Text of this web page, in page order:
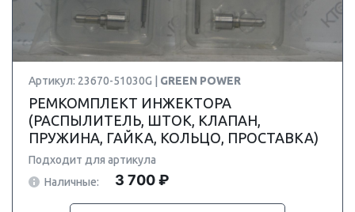
Артикул: 23670-51030G | GREEN POWER
РЕМКОМПЛЕКТ ИНЖЕКТОРА
(РАСПЫЛИТЕЛЬ, ШТОК, КЛАПАН,
ПРУЖИНА, ГАЙКА, КОЛЬЦО, ПРОСТАВКА)
Подходит для артикула
Наличные:
3 700 ₽